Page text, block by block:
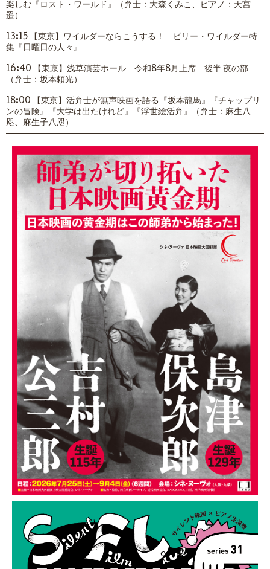
楽しむ『ロスト・ワールド』（弁士：大森くみこ、ピアノ：天宮
遥）
13:15 【東京】ワイルダーならこうする！ ビリー・ワイルダー特
集『日曜日の人々』
16:40 【東京】浅草演芸ホール 令和8年8月上席 後半 夜の部
（弁士：坂本頼光）
18:00 【東京】活弁士が無声映画を語る『坂本龍馬』『チャップリ
ンの冒険』『大学は出たけれど』『浮世絵活弁』（弁士：麻生八
咫、麻生子八咫）